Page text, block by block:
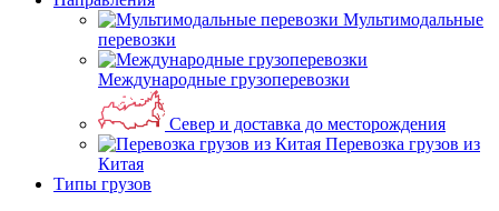
Мультимодальные
перевозки
Международные грузоперевозки
Север и доставка до месторождения
Перевозка грузов из
Китая
Типы грузов